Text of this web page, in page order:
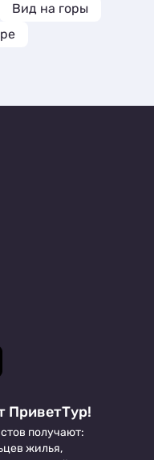
Вид на горы
ПриветТур!
получают:
жилья,